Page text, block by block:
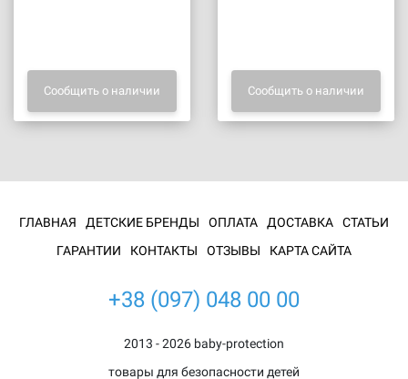
Сообщить о наличии Сообщить о наличии
ГЛАВНАЯ ДЕТСКИЕ БРЕНДЫ ОПЛАТА ДОСТАВКА
СТАТЬИ
ГАРАНТИИ
КОНТАКТЫ ОТЗЫВЫ КАРТА САЙТА
+38 (097) 048 00 00
2013 - 2026 baby-protection
товары для безопасности детей